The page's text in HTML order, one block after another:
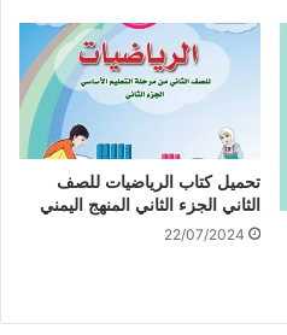
تحميل كتاب الرياضيات للصف
الثاني الجزء الثاني المنهج اليمني
22/07/2024